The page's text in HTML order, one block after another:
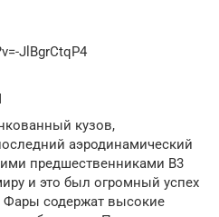
JlBgrCtqP4
кузов,
аэродинамический
предшественниками B3
и это был огромный успех
Фары содержат высокие